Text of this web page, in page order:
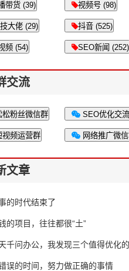
带货 (39) 视频号 (98)
大佬 (29) 抖音 (525)
频 (54) SEO新闻 (252)
交流
松粉丝微信群 SEO优化交
视频运营群 网络推广微
文章
的时代结束了
的项目，往往都很“土”
千问办公，我发现三个值得优化
误的时间，努力做正确的事情